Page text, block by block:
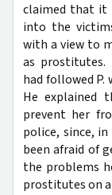
claimed that it
into the
with a view to
as prostitutes.
had followed P.
He explained
prevent her
police, since,
been afraid of
the problems
prostitutes on